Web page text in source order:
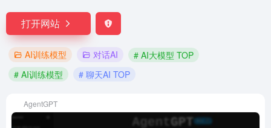
打开网站
AI训练模型 对话AI
# AI大模型 TOP
# AI训练模型
# 聊天AI TOP
AgentGPT